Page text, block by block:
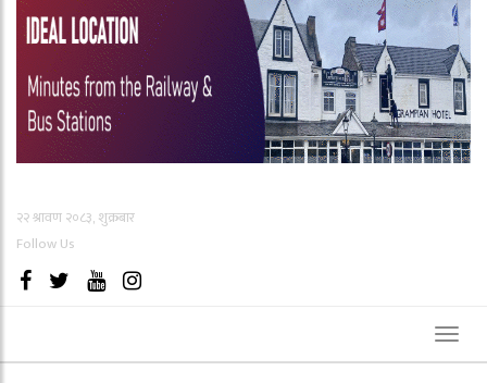
२२ श्रावण २०८३, शुक्रबार
Follow Us